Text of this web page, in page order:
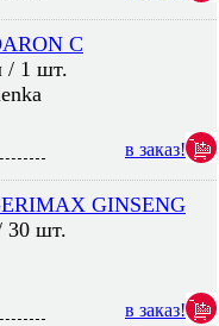
C
/ 1 шт.
в заказ!
GINSENG
30 шт.
в заказ!